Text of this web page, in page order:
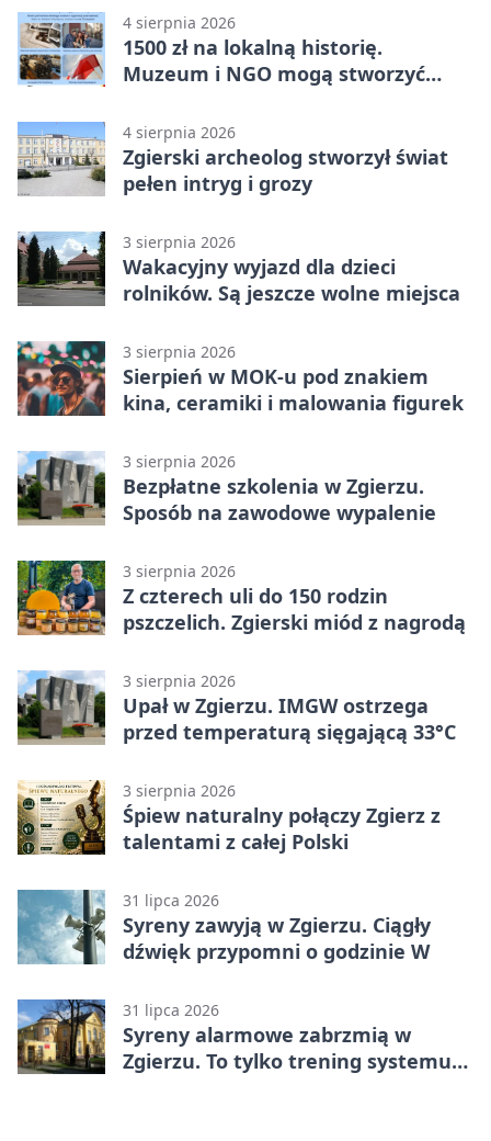
4 sierpnia 2026
1500 zł na lokalną historię.
Muzeum i NGO mogą stworzyć
4 sierpnia 2026
Zgierski archeolog stworzył świat
pełen intryg i grozy
3 sierpnia 2026
Wakacyjny wyjazd dla dzieci
rolników. Są jeszcze wolne miejsca
3 sierpnia 2026
Sierpień w MOK-u pod znakiem
kina, ceramiki i malowania figurek
3 sierpnia 2026
Bezpłatne szkolenia w Zgierzu.
Sposób na zawodowe wypalenie
3 sierpnia 2026
Z czterech uli do 150 rodzin
pszczelich. Zgierski miód z nagrodą
3 sierpnia 2026
Upał w Zgierzu. IMGW ostrzega
przed temperaturą sięgającą 33°C
3 sierpnia 2026
Śpiew naturalny połączy Zgierz z
talentami z całej Polski
31 lipca 2026
Syreny zawyją w Zgierzu. Ciągły
dźwięk przypomni o godzinie W
31 lipca 2026
Syreny alarmowe zabrzmią w
Zgierzu. To tylko trening systemu